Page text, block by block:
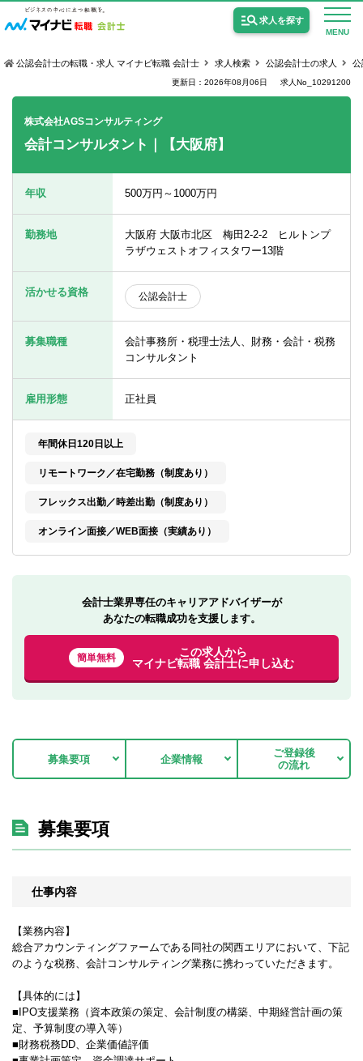
MENU
求人を探す
公認会計士の求人
公認会計士試験合格向けの求人
USCPA（米国公認会計士）の求人
女性会計士の転職
個別転職相談会・セミナー
サービス紹介
転職お役立ち情報
業界情報
公認会計士の転職・求人 マイナビ転職 会計士 求人検索 公認会計士の求人 公
更新日：2026年08月06日 求人No_10291200
株式会社AGSコンサルティング
会計コンサルタント｜【大阪府】
年収 500万円～1000万円
勤務地
大阪府 大阪市北区 梅田2-2-2 ヒルトンプ
ラザウェストオフィスタワー13階
活かせる資格 公認会計士
募集職種
会計事務所・税理士法人、財務・会計・税務
コンサルタント
雇用形態 正社員
年間休日120日以上
リモートワーク／在宅勤務（制度あり）
フレックス出勤／時差出勤（制度あり）
オンライン面接／WEB面接（実績あり）
会計士業界専任のキャリアアドバイザーが
あなたの転職成功を支援します。
簡単無料
この求人から
マイナビ転職 会計士に申し込む
募集要項 企業情報
ご登録後
の流れ
募集要項
仕事内容
【業務内容】
総合アカウンティングファームである同社の関西エリアにおいて、下記
のような税務、会計コンサルティング業務に携わっていただきます。
【具体的には】
■IPO支援業務（資本政策の策定、会計制度の構築、中期経営計画の策
定、予算制度の導入等）
■財務税務DD、企業価値評価